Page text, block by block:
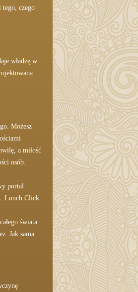
czego
władzę w
Możesz
a miłość
osób.
portal
Lunch Click
świata.
Jak sama